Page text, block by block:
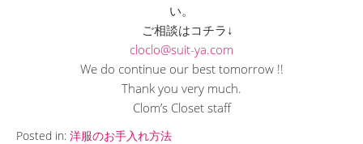
い。
ご相談はコチラ↓
cloclo@suit-ya.com
We do continue our best tomorrow !!
Thank you very much.
Clom’s Closet staff
Posted in: 洋服のお手入れ方法